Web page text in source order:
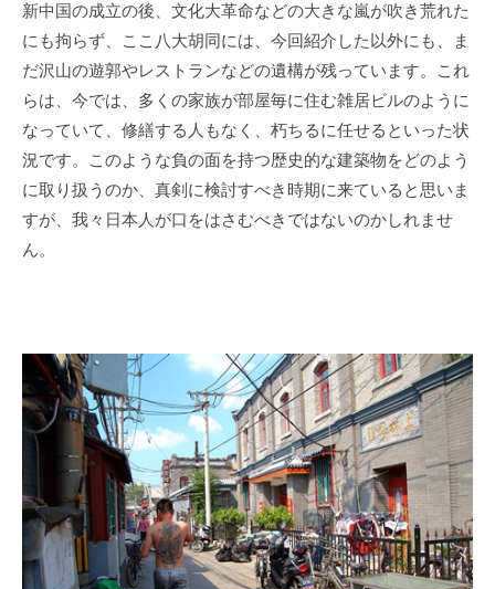
新中国の成立の後、文化大革命などの大きな嵐が吹き荒れた
にも拘らず、ここ八大胡同には、今回紹介した以外にも、ま
だ沢山の遊郭やレストランなどの遺構が残っています。これ
らは、今では、多くの家族が部屋毎に住む雑居ビルのように
なっていて、修繕する人もなく、朽ちるに任せるといった状
況です。このような負の面を持つ歴史的な建築物をどのよう
に取り扱うのか、真剣に検討すべき時期に来ていると思いま
すが、我々日本人が口をはさむべきではないのかしれませ
ん。